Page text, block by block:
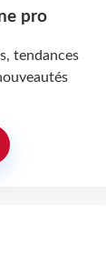
pro
tendances